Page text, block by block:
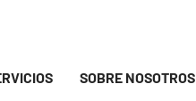
SOBRE NOSOTROS